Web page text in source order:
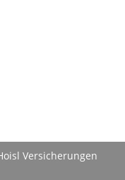
Versicherungen